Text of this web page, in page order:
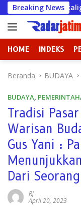
Langsung
ke
konten
Breaking News
Sekaligus: “Biar
HOME INDEKS
Beranda BUDAYA
BUDAYA,
Tradisi
Warisan
Gus Yani :
Dari
Rj
April 20, 2023